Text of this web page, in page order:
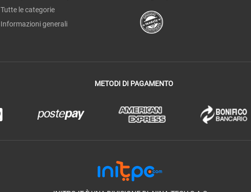
Tutte le categorie
Informazioni generali
METODI DI PAGAMENTO